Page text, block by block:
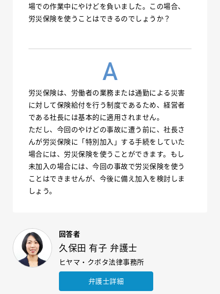
場での作業中にやけどを負いました。この場合、
労災保険を使うことはできるのでしょうか？
労災保険は、労働者の業務または通勤による災害
に対して保険給付を行う制度であるため、経営者
である社長には基本的に適用されません。
ただし、今回のやけどの事故に遭う前に、社長さ
んが労災保険に「特別加入」する手続をしていた
場合には、労災保険を使うことができます。もし
未加入の場合には、今回の事故で労災保険を使う
ことはできませんが、今後に備え加入を検討しま
しょう。
回答者
久保田 有子 弁護士
ヒヤマ・クボタ法律事務所
弁護士詳細